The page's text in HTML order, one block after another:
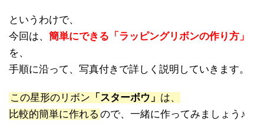
というわけで、
今回は、 簡単にできる「ラッピングリボンの作り方」
を、
手順に沿って、写真付きで詳しく説明していきます。
この星形のリボン 「スターボウ」 は、
比較的簡単に作れる ので、一緒に作ってみましょう♪